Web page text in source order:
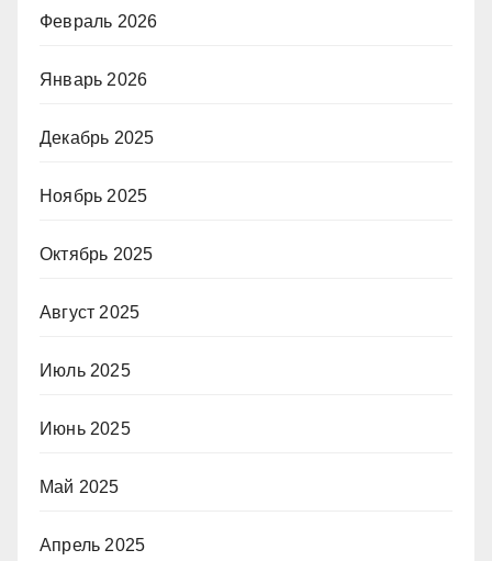
Февраль 2026
Январь 2026
Декабрь 2025
Ноябрь 2025
Октябрь 2025
Август 2025
Июль 2025
Июнь 2025
Май 2025
Апрель 2025